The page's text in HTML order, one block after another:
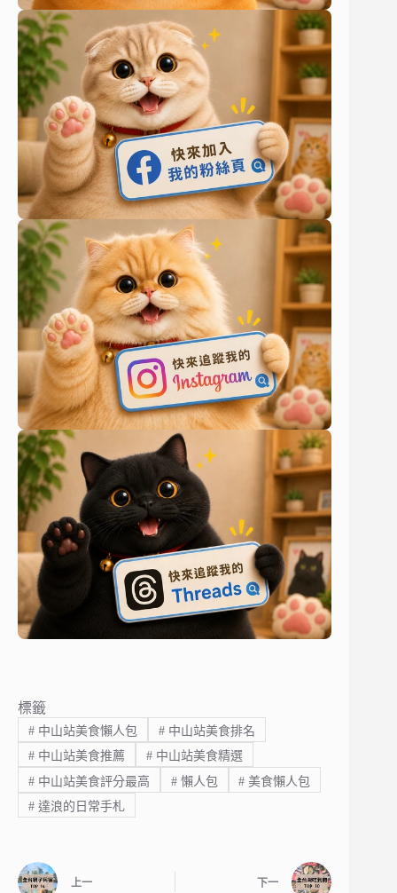
標籤
#中山站美食懶人包 #中山站美食排名
#中山站美食推薦 #中山站美食精選
#中山站美食評分最高 #懶人包 # 美食懶人包
#達浪的日常手札
上一 下一